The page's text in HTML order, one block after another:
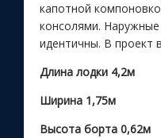
капотной
консолями.
идентичны. В проект
Длина лодки 4,2м
Ширина 1,75м
Высота борта 0,62м